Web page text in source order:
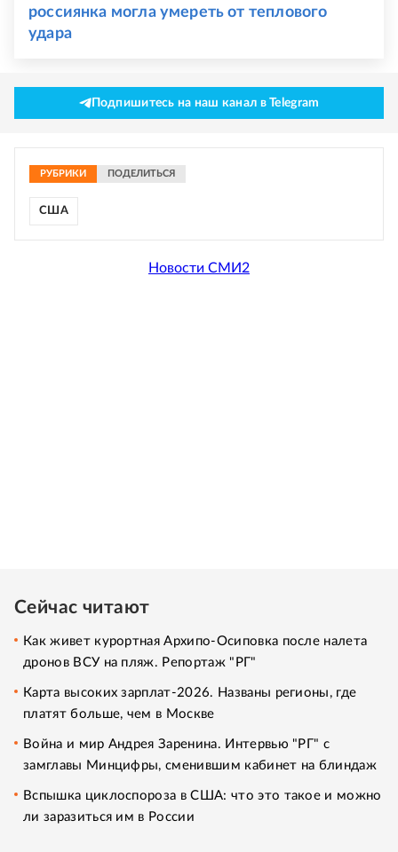
россиянка могла умереть от теплового
удара
Подпишитесь на наш канал в Telegram
РУБРИКИ ПОДЕЛИТЬСЯ
США
Новости СМИ2
Сейчас читают
Как живет курортная Архипо-Осиповка после налета
дронов ВСУ на пляж. Репортаж "РГ"
Карта высоких зарплат-2026. Названы регионы, где
платят больше, чем в Москве
Война и мир Андрея Заренина. Интервью "РГ" с
замглавы Минцифры, сменившим кабинет на блиндаж
Вспышка циклоспороза в США: что это такое и можно
ли заразиться им в России